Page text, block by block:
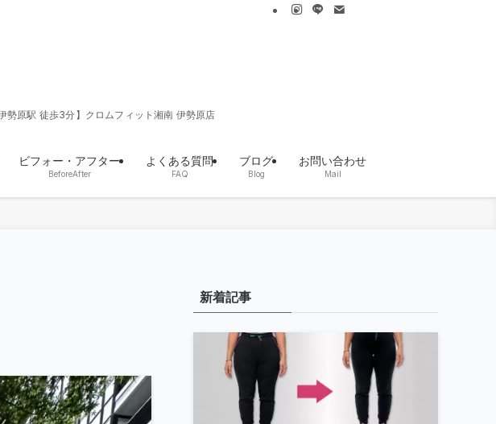
勢原駅 徒歩3分】クロムフィット湘南 伊勢原店
ビフォー・アフター
BeforeAfter
よくある質問
FAQ
ブログ
Blog
お問い合わせ
Mail
新着記事